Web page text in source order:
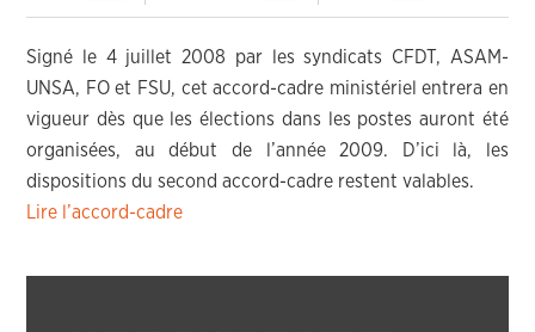
Signé le 4 juillet 2008 par les syndicats CFDT, ASAM-
UNSA, FO et FSU, cet accord-cadre ministériel entrera en
vigueur dès que les élections dans les postes auront été
organisées, au début de l’année 2009. D’ici là, les
dispositions du second accord-cadre restent valables.
Lire l’accord-cadre